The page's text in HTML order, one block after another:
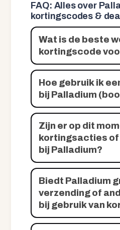
FAQ: Alles over
kortingscodes &
Wat is de beste
kortingscode
Hoe gebruik ik
bij Palladium
Zijn er op dit
kortingsacties
bij Palladium?
Biedt Palladium
verzending of
bij gebruik van